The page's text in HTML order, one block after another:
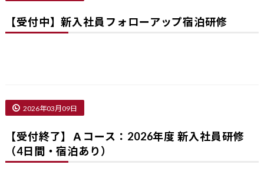
【受付中】新入社員フォローアップ宿泊研修
2026年03月09日
【受付終了】Ａコース：2026年度 新入社員研修
（4日間・宿泊あり）